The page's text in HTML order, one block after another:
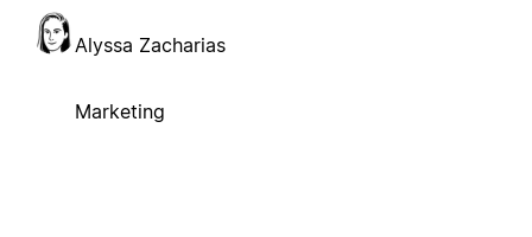
Alyssa Zacharias
Marketing